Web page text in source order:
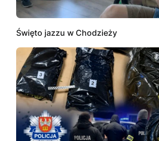
Święto jazzu w Chodzieży